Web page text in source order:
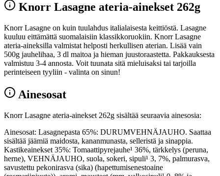
Knorr Lasagne ateria-ainekset 262g
Knorr Lasagne on kuin tuulahdus italialaisesta keittiöstä. Lasagne
kuuluu eittämättä suomalaisiin klassikkoruokiin. Knorr Lasagne
ateria-aineksilla valmistat helposti herkullisen aterian. Lisää vain
500g jauhelihaa, 3 dl maitoa ja hieman juustoraastetta. Pakkauksesta
valmistuu 3-4 annosta. Voit tuunata sitä mieluisaksi tai tarjoilla
perinteiseen tyyliin - valinta on sinun!
Ainesosat
Knorr Lasagne ateria-ainekset 262g sisältää seuraavia ainesosia:
Ainesosat: Lasagnepasta 65%: DURUMVEHNÄJAUHO. Saattaa
sisältää jäämiä maidosta, kananmunasta, selleristä ja sinappia.
Kastikeainekset 35%: Tomaattipyrejauhe¹ 36%, tärkkelys (peruna,
herne), VEHNÄJAUHO, suola, sokeri, sipuli¹ 3, 7%, palmurasva,
savustettu pekonirasva (sika) (hapettumisenestoaine